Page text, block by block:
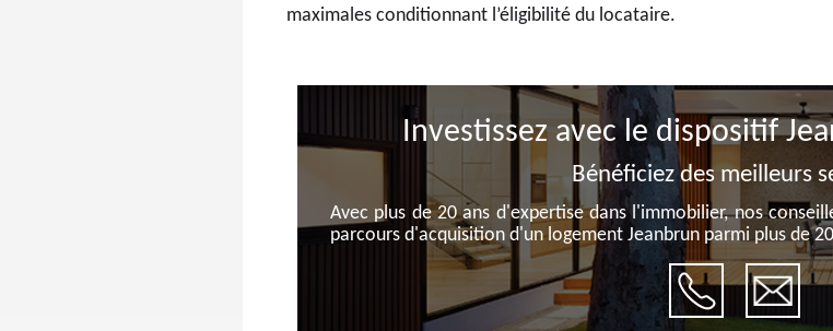
maximales conditionnant l’éligibilité du locataire.
Investissez avec le dispositif
Bénéficiez des meilleurs
Avec plus de 20 ans d'expertise dans l'immobilier, nos
parcours d'acquisition d'un logement Jeanbrun parmi plus de